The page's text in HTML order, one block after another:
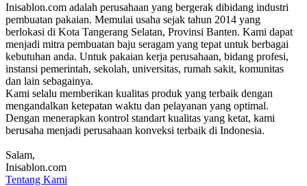
Inisablon.com adalah perusahaan yang bergerak dibidang industri
pembuatan pakaian. Memulai usaha sejak tahun 2014 yang
berlokasi di Kota Tangerang Selatan, Provinsi Banten. Kami dapat
menjadi mitra pembuatan baju seragam yang tepat untuk berbagai
kebutuhan anda. Untuk pakaian kerja perusahaan, bidang profesi,
instansi pemerintah, sekolah, universitas, rumah sakit, komunitas
dan lain sebagainya.
Kami selalu memberikan kualitas produk yang terbaik dengan
mengandalkan ketepatan waktu dan pelayanan yang optimal.
Dengan menerapkan kontrol standart kualitas yang ketat, kami
berusaha menjadi perusahaan konveksi terbaik di Indonesia.
Salam,
Inisablon.com
Tentang Kami